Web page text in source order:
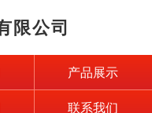
限公司
产品展示
联系我们